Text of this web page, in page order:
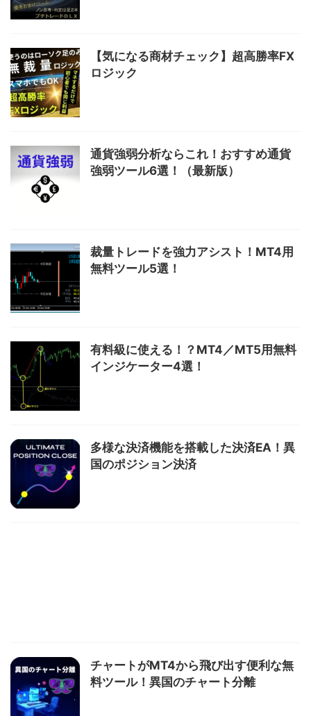
【気になる商材チェック】超高勝率FX
ロジック
通貨強弱分析ならこれ！おすすめ通貨
強弱ツール6選！（最新版）
裁量トレードを強力アシスト！MT4用
無料ツール5選！
有料級に使える！？MT4／MT5用無料
インジケーター4選！
多様な決済機能を搭載した決済EA！異
国のポジション決済
チャートがMT4から飛び出す便利な無
料ツール！異国のチャート分離